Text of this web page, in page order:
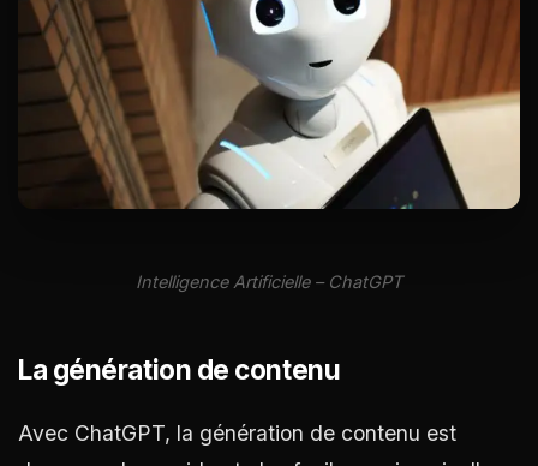
Intelligence Artificielle – ChatGPT
La génération de contenu
Avec ChatGPT, la génération de contenu est